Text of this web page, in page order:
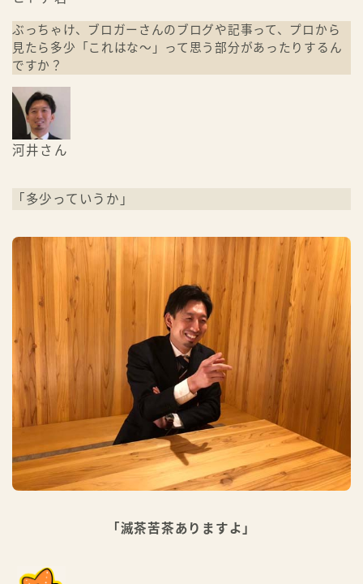
ぶっちゃけ、ブロガーさんのブログや記事って、プロから
見たら多少「これはな～」って思う部分があったりするん
ですか？
河井さん
「多少っていうか」
「滅茶苦茶ありますよ」